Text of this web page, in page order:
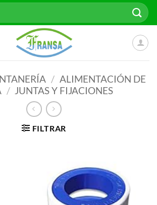
/ ALIMENTACIÓN DE
/ JUNTAS Y FIJACIONES
FILTRAR